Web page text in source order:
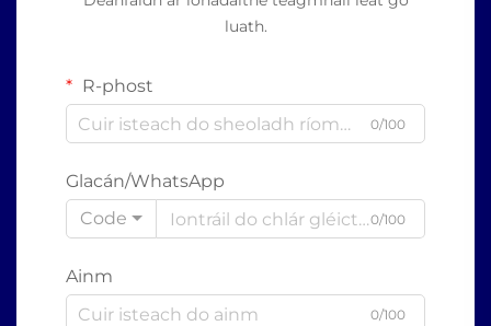
luath.
R-phost
0/100
Glacán/WhatsApp
Code
0/100
Ainm
0/100